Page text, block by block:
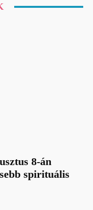
8-án
spirituális